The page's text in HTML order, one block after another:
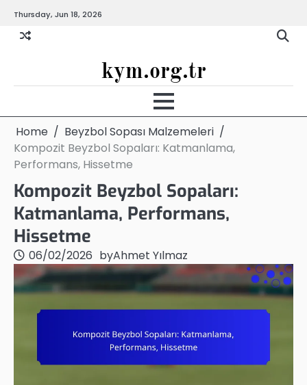
content
Thursday, Jun 18, 2026
kym.org.tr
Home
Beyzbol Sopası Malzemeleri
Kompozit Beyzbol Sopaları: Katmanlama,
Performans, Hissetme
Kompozit Beyzbol Sopaları:
Katmanlama, Performans,
Hissetme
06/02/2026 byAhmet Yılmaz